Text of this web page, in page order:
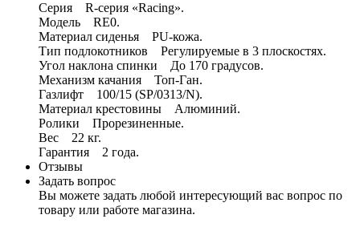
Серия R-серия «Racing».
Модель RE0.
Материал сиденья PU-кожа.
Тип подлокотников Регулируемые в 3 плоскостях.
Угол наклона спинки До 170 градусов.
Механизм качания Топ-Ган.
Газлифт 100/15 (SP/0313/N).
Материал крестовины Алюминий.
Ролики Прорезиненные.
Вес 22 кг.
Гарантия 2 года.
Отзывы
Задать вопрос
Вы можете задать любой интересующий вас вопрос по
товару или работе магазина.